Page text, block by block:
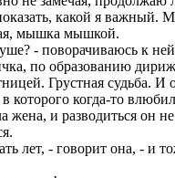
какой я важный.
мышка мышкой.
- поворачиваюсь к
по образованию
Грустная судьба.
которого когда-то
жена, и разводиться он
лет, - говорит она, - и